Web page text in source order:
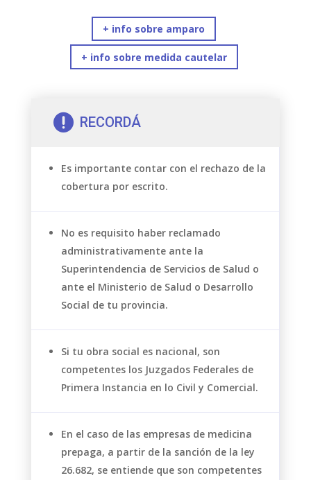
+ info sobre amparo
+ info sobre medida cautelar
 RECORDÁ
Es importante contar con el rechazo de la
cobertura por escrito.
No es requisito haber reclamado
administrativamente ante la
Superintendencia de Servicios de Salud o
ante el Ministerio de Salud o Desarrollo
Social de tu provincia.
Si tu obra social es nacional, son
competentes los Juzgados Federales de
Primera Instancia en lo Civil y Comercial.
En el caso de las empresas de medicina
prepaga, a partir de la sanción de la ley
26.682, se entiende que son competentes